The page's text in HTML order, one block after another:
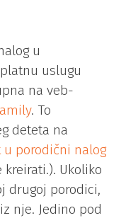
u
uslugu
na veb-
. To
deteta na
u porodični nalog
kreirati.). Ukoliko
drugoj porodici,
nje. Jedino pod